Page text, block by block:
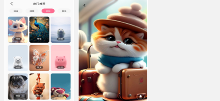
体育竞速
1百+款手游
冒险解谜
1百+款手游
音乐舞蹈
1百+款手游
儿童教育
1百+款手游